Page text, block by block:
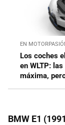
EN
Los coches
en WLTP:
máxima,
BMW E1